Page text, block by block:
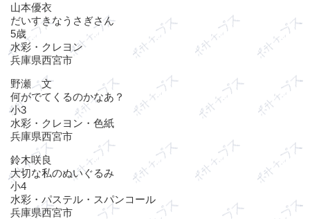
山本優衣
だいすきなうさぎさん
5歳
水彩・クレヨン
兵庫県西宮市
野瀬 文
何がでてくるのかなあ？
小3
水彩・クレヨン・色紙
兵庫県西宮市
鈴木咲良
大切な私のぬいぐるみ
小4
水彩・パステル・スパンコール
兵庫県西宮市